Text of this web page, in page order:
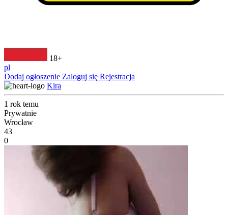
18+
pl
Dodaj ogłoszenie Zaloguj się Rejestracja
Kira
1 rok temu
Prywatnie
Wrocław
43
0